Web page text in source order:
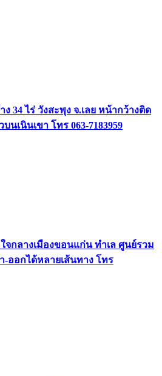
34 ไร่ วังสะพุง จ.เลย หน้ากว้างติด
เนินเขา โทร 063-7183959
กลางเมืองขอนแก่น ทำเล ศูนย์รวม
-ออกได้หลายเส้นทาง โทร